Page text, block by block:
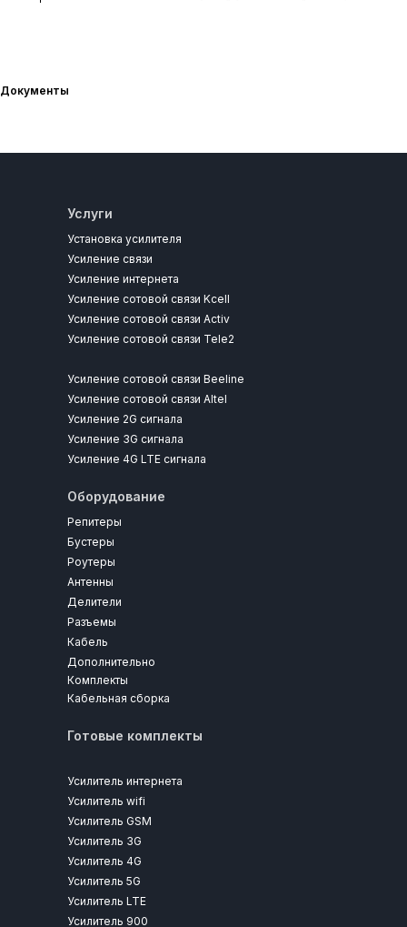
Документы
Услуги
Готовые комплекты
Оборудование
Установка усилителя
Репитеры
Бустеры
Роутеры
Антенны
Делители
Разъемы
Кабель
Дополнительно
Усилитель интернета
Усилитель wifi
Усилитель GSM
Усилитель 3G
Усилитель 4G
Усилитель 5G
Усилитель LTE
Усилитель 900
Усиление связи
Усиление интернета
Усиление сотовой связи Kcell
Усиление сотовой связи Activ
Усиление сотовой связи Tele2
Усиление сотовой связи Beeline
Усиление сотовой связи Altel
Усиление 2G сигнала
Усиление 3G сигнала
Усиление 4G LTE сигнала
Кабельная сборка
Комплекты